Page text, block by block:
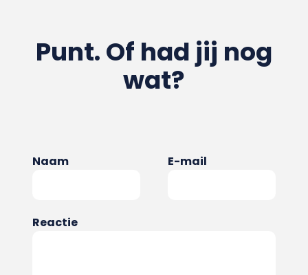
Punt. Of had jij nog
wat?
Naam E-mail
Reactie